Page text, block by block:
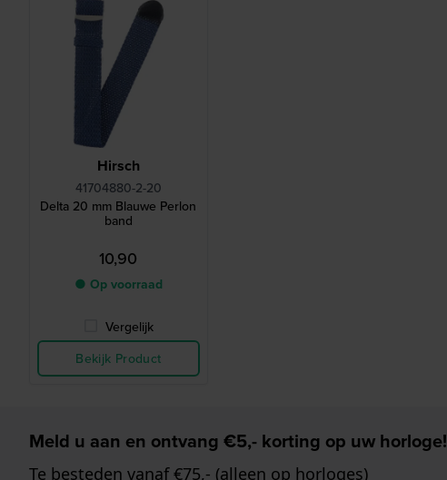
Hirsch
41704880-2-20
Delta 20 mm Blauwe Perlon
band
10,90
● Op voorraad
Vergelijk
Bekijk Product
Meld u aan en ontvang €5,- korting op uw horloge!
Te besteden vanaf €75,- (alleen op horloges)